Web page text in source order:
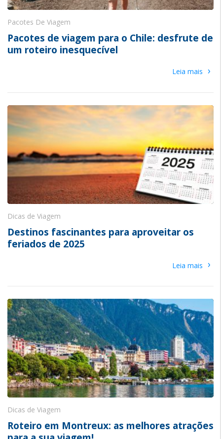
Pacotes De Viagem
Pacotes de viagem para o Chile: desfrute de
um roteiro inesquecível
Leia mais ›
Dicas de Viagem
Destinos fascinantes para aproveitar os
feriados de 2025
Leia mais ›
Dicas de Viagem
Roteiro em Montreux: as melhores atrações